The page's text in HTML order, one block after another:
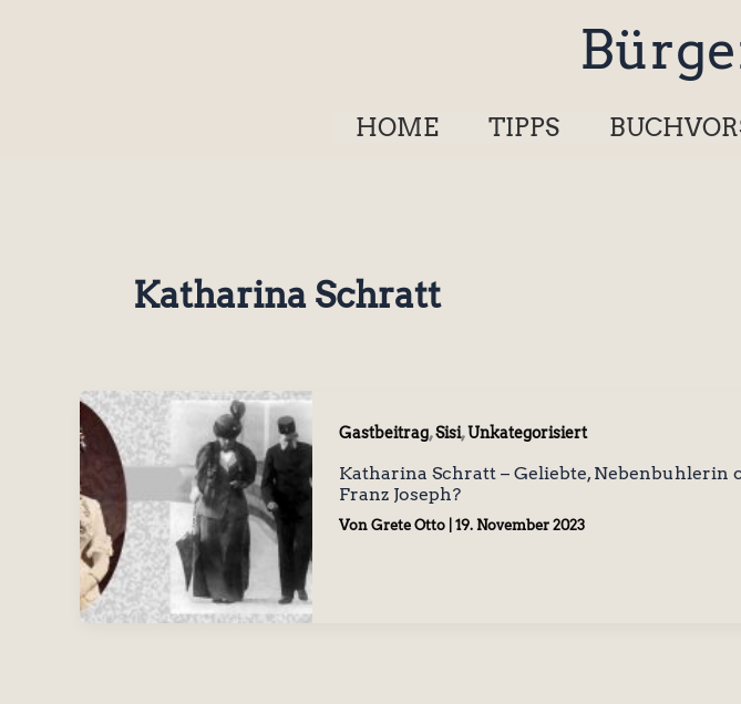
HOME TIPPS
Katharina Schratt
Gastbeitrag,Sisi,Unkategorisiert
Katharina Schratt – Geliebte, Nebenbuhlerin
Franz Joseph?
Von Grete Otto 19. November 2023